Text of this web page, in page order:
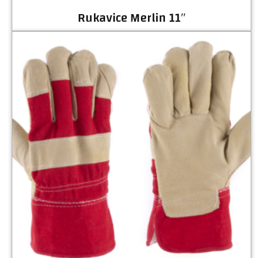
Rukavice Merlin 11″